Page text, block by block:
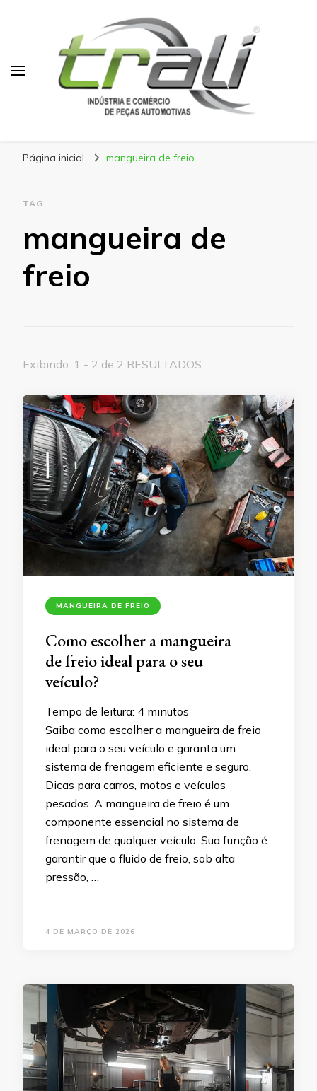
Página inicial mangueira de freio
TAG
mangueira de
freio
Exibindo: 1 - 2 de 2 RESULTADOS
MANGUEIRA DE FREIO
Como escolher a mangueira
de freio ideal para o seu
veículo?
Tempo de leitura: 4 minutos
Saiba como escolher a mangueira de freio
ideal para o seu veículo e garanta um
sistema de frenagem eficiente e seguro.
Dicas para carros, motos e veículos
pesados. A mangueira de freio é um
componente essencial no sistema de
frenagem de qualquer veículo. Sua função é
garantir que o fluido de freio, sob alta
pressão, …
4 DE MARÇO DE 2026